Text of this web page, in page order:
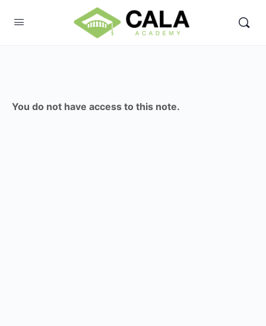
You do not have access to this note.